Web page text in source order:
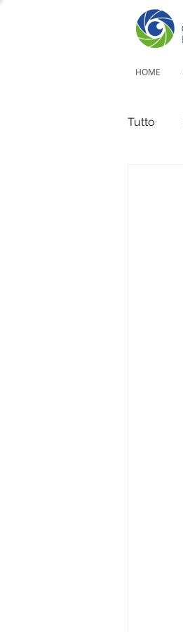
HOME
Tutto